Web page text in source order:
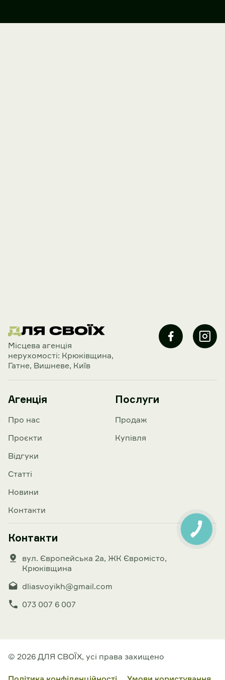
Mісцева агенція
нерухомості: Крюківщина,
Гатне, Вишневе, Київ
Агенція
Про нас
Проєкти
Відгуки
Статті
Новини
Контакти
Послуги
Продаж
Купівля
Контакти
вул. Європейська 2а, ЖК Євромісто,
Крюківщина
dliasvoyikh@gmail.com
073 007 6 007
© 2026 ДЛЯ СВОЇХ, усі права захищено